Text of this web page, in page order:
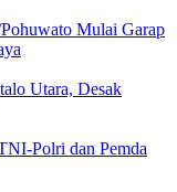
Mulai Garap
Utara, Desak
Polri dan Pemda